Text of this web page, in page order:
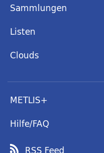
Sammlungen
Listen
Clouds
METLIS+
Hilfe/FAQ